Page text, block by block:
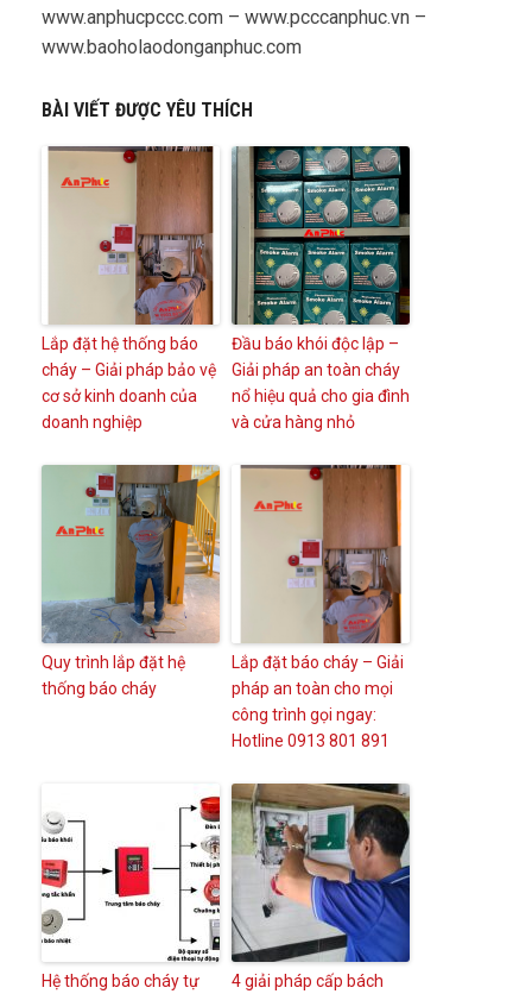
www.anphucpccc.com – www.pcccanphuc.vn –
www.baoholaodonganphuc.com
BÀI VIẾT ĐƯỢC YÊU THÍCH
Lắp đặt hệ thống báo
cháy – Giải pháp bảo vệ
cơ sở kinh doanh của
doanh nghiệp
Đầu báo khói độc lập –
Giải pháp an toàn cháy
nổ hiệu quả cho gia đình
và cửa hàng nhỏ
Quy trình lắp đặt hệ
thống báo cháy
Lắp đặt báo cháy – Giải
pháp an toàn cho mọi
công trình gọi ngay:
Hotline 0913 801 891
Hệ thống báo cháy tự
4 giải pháp cấp bách